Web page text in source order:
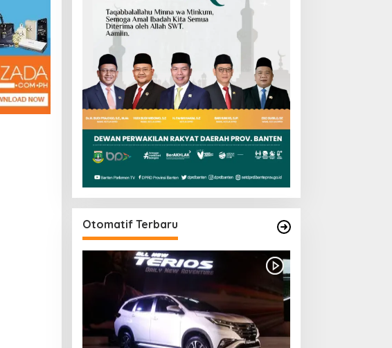
Otomatif Terbaru